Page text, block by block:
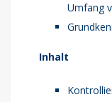
Umfang
Inhalt